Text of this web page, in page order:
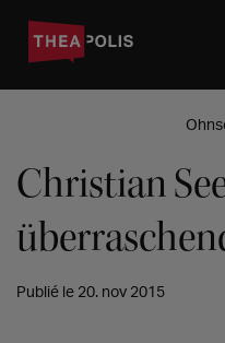
Christian
Publié le 20. nov 2015